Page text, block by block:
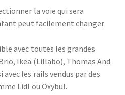
la voie qui sera
peut facilement changer
avec toutes les grandes
Ikea (Lillabo), Thomas And
avec les rails vendus par des
Lidl ou Oxybul.